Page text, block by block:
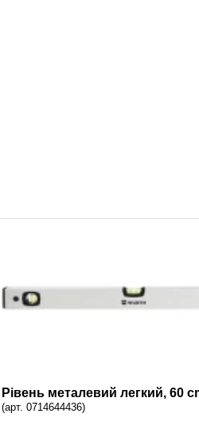
Рівень металевий легкий, 60
(арт. 0714644436)